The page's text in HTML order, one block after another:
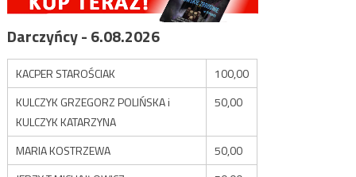
Darczyńcy - 6.08.2026
KACPER STAROŚCIAK
100,00
KULCZYK GRZEGORZ POLIŃSKA i
KULCZYK KATARZYNA
50,00
MARIA KOSTRZEWA
50,00